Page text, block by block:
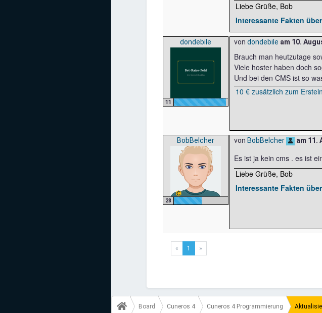
Liebe Grüße, Bob
Interessante Fakten
dondebile
11
von dondebile am 10.
Brauch man heutzutage
Viele hoster haben doch
Und bei den CMS ist so
10 € zusätzlich zum
BobBelcher
28
von BobBelcher am 11.
Es ist ja kein cms . es ist
Liebe Grüße, Bob
Interessante Fakten
« 1 »
Board Cuneros 4 Cuneros 4 Programmierung